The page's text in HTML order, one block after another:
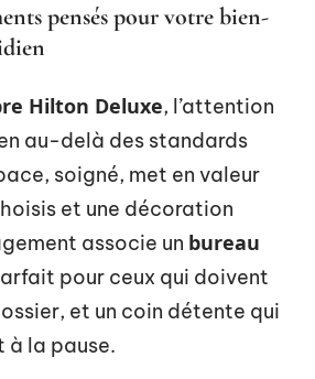
pensés pour votre bien-
Hilton Deluxe, l’attention
au-delà des standards
soigné, met en valeur
et une décoration
associe un bureau
pour ceux qui doivent
et un coin détente qui
à la pause.